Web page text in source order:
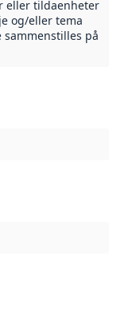
eller tildaenheter
og/eller tema
på